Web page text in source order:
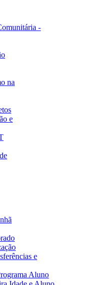
-
na
e
e
Aluno